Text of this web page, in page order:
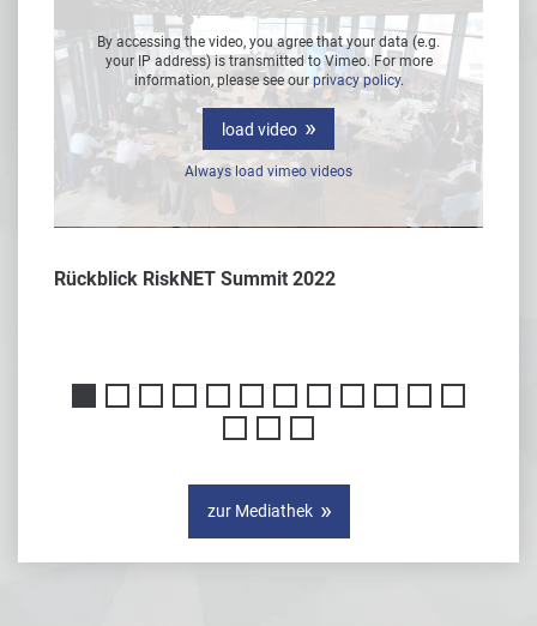
By accessing the video, you agree that your data (e.g.
your IP address) is transmitted to Vimeo. For more
information, please see ourprivacy policy.
load video
Always load vimeo videos
Rückblick RiskNET Summit 2022
zur Mediathek